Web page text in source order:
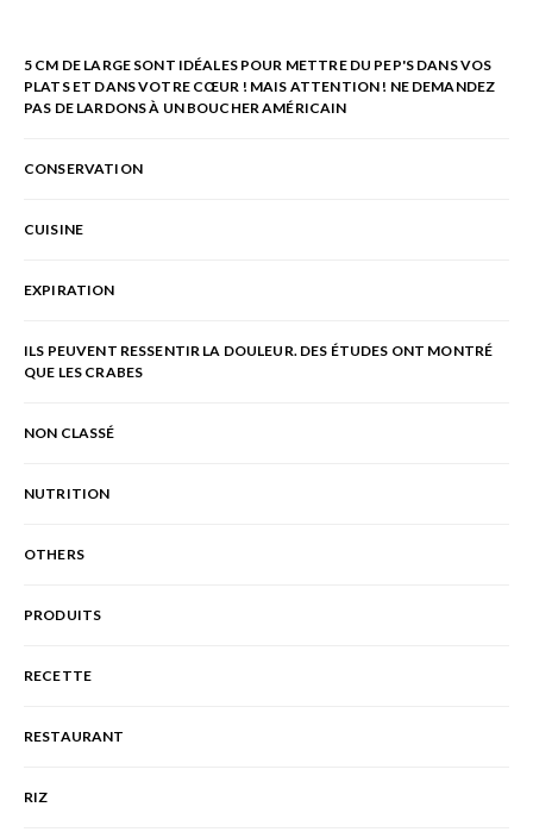
5 CM DE LARGE SONT IDÉALES POUR METTRE DU PEP'S DANS VOS
PLATS ET DANS VOTRE CŒUR ! MAIS ATTENTION ! NE DEMANDEZ
PAS DE LARDONS À UN BOUCHER AMÉRICAIN
CONSERVATION
CUISINE
EXPIRATION
ILS PEUVENT RESSENTIR LA DOULEUR. DES ÉTUDES ONT MONTRÉ
QUE LES CRABES
NON CLASSÉ
NUTRITION
OTHERS
PRODUITS
RECETTE
RESTAURANT
RIZ